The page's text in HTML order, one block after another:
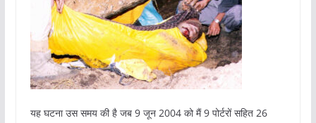
यह घटना उस समय की है जब 9 जून 2004 को मैं 9 पोर्टरों सहित 26